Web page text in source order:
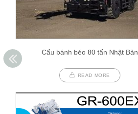
Cẩu bánh béo 80 tấn Nhật Bản
READ MORE